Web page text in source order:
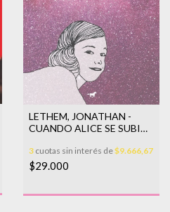
LETHEM, JONATHAN -
CUANDO ALICE SE SUBIO
3 cuotas sin interés de$9.666,67
$29.000